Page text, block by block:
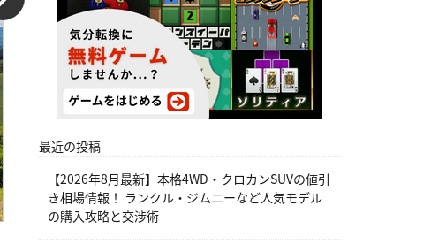
最近の投稿
【2026年8月最新】本格4WD・クロカンSUVの値引
き相場情報！ ランクル・ジムニーなど人気モデル
の購入攻略と交渉術